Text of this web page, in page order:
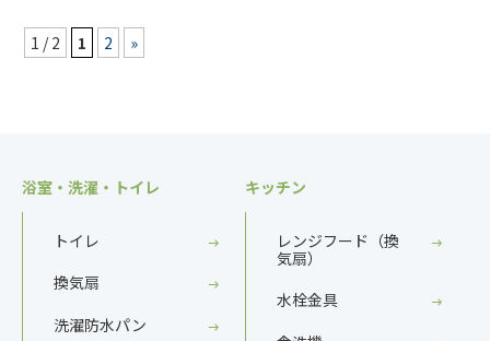
1 / 2 1 2 »
浴室・洗濯・トイレ
トイレ
換気扇
洗濯防水パン
キッチン
レンジフード（換
気扇）
水栓金具